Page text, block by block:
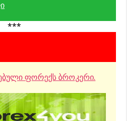
***
ფორექს ბროკერი.